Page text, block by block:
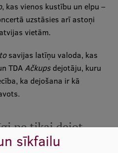
partneri
, kas vienos kustību un elpu –
uzstāsies arī astoņi
vietām.
savijas latīņu valoda, kas
TDAAčkupsdejotāju, kuru
ka dejošana ir kā
ne tikai dejot
citus. Ar
sīkfailu